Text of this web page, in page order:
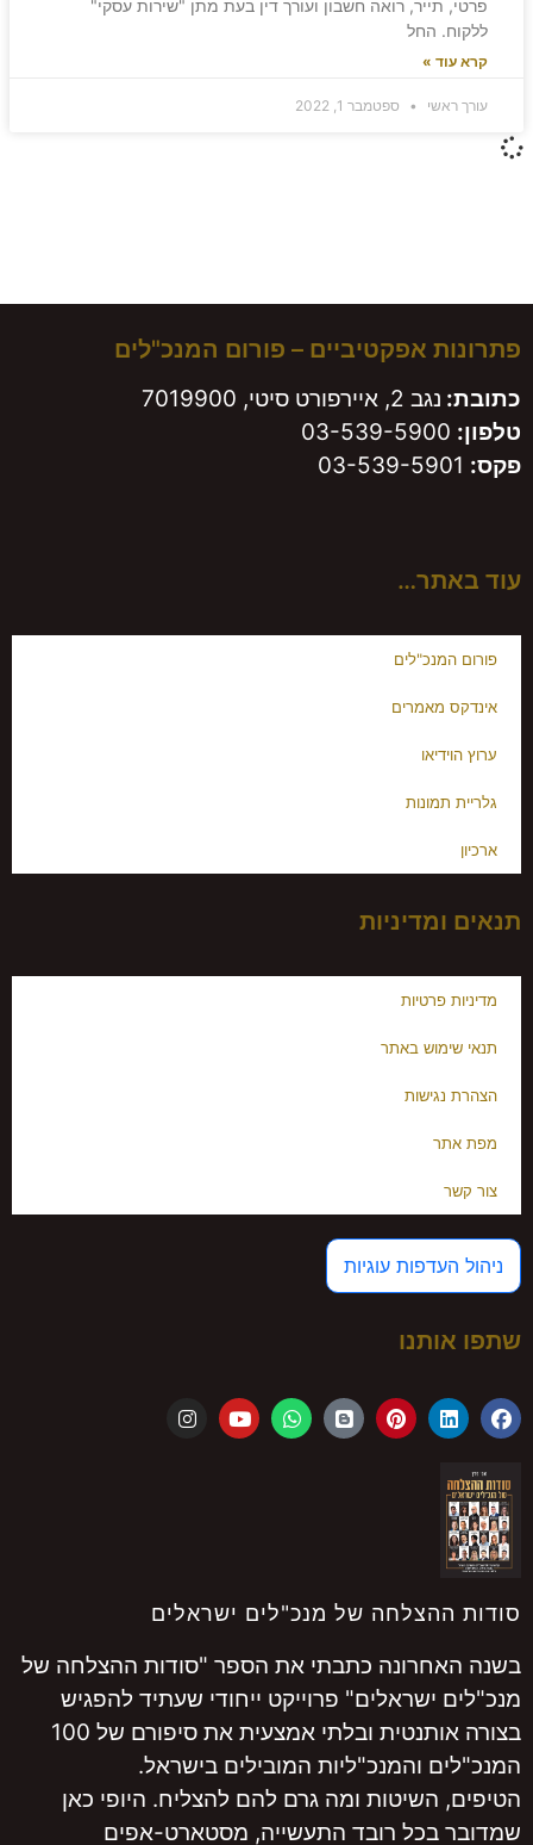
פרטי, תייר, רואה חשבון ועורך דין בעת מתן "שירות עסקי"
ללקוח. החל
קרא עוד »
עורך ראשי ספטמבר 1, 2022
פתרונות אפקטיביים – פורום המנכ"לים
כתובת: נגב 2, איירפורט סיטי, 7019900
טלפון: 03-539-5900
פקס:
עוד באתר…
פורום המנכ"לים
אינדקס מאמרים
ערוץ הוידיאו
גלריית תמונות
ארכיון
תנאים ומדיניות
מדיניות פרטיות
תנאי שימוש באתר
הצהרת נגישות
מפת אתר
צור קשר
ניהול העדפות עוגיות
שתפו אותנו
סודות ההצלחה של מנכ"לים ישראלים
בשנה האחרונה כתבתי את הספר "סודות ההצלחה של
מנכ"לים ישראלים" פרוייקט ייחודי שעתיד להפגיש
בצורה אותנטית ובלתי אמצעית את סיפורם של 100
המנכ"לים והמנכ"ליות המובילים בישראל.
הטיפים, השיטות ומה גרם להם להצליח. היופי כאן
שמדובר בכל רובד התעשייה, מסטארט-אפים